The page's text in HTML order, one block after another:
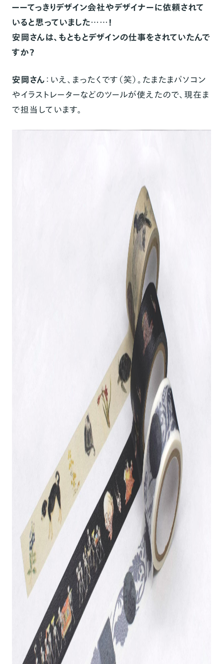
ーーてっきりデザイン会社やデザイナーに依頼されて
いると思っていました……！
安岡さんは、もともとデザインの仕事をされていたんで
すか？
安岡さん ：いえ、まったくです（笑）。たまたまパソコン
やイラストレーターなどのツールが使えたので、現在ま
で担当しています。